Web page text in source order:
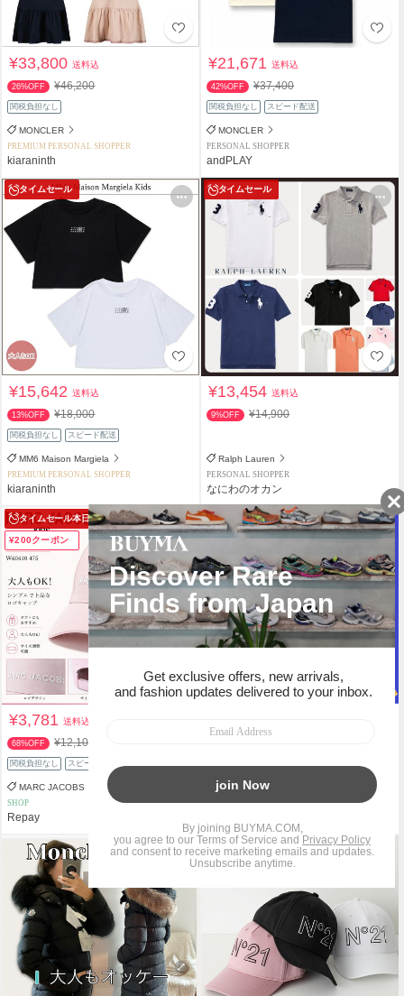
¥33,800送料込
26%OFF ¥46,200
関税負担なし
MONCLER
PREMIUM PERSONAL SHOPPER
kiaraninth
¥21,671送料込
42%OFF ¥37,400
関税負担なし スピード配送
MONCLER
PERSONAL SHOPPER
andPLAY
タイムセール
¥15,642送料込
13%OFF ¥18,000
関税負担なし スピード配送
MM6 Maison Margiela
PREMIUM PERSONAL SHOPPER
kiaraninth
タイムセール
¥13,454送料込
9%OFF ¥14,900
Ralph Lauren
PERSONAL SHOPPER
なにわのオカン
タイムセール本日まで
¥200クーポン
¥3,781送料込
68%OFF ¥12,100
関税負担なし スピード配送
MARC JACOBS
SHOP
Repay
タイムセール
Ralph Lauren
PERSONAL SHOPPER
タイムセール